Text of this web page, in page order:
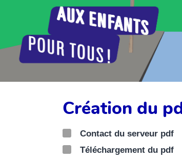
Création du
Contact du serveur pdf
Téléchargement du pdf